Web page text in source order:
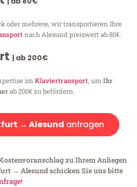
oder mehrere, wir transportieren Ihre
nach Alesund preiswert ab 80€.
| ab 200€
im Klaviertransport, um Ihr
ab 200€ zu befördern.
→ Alesund anfragen
zu Ihrem Anliegen
→ Alesund schicken Sie uns bitte